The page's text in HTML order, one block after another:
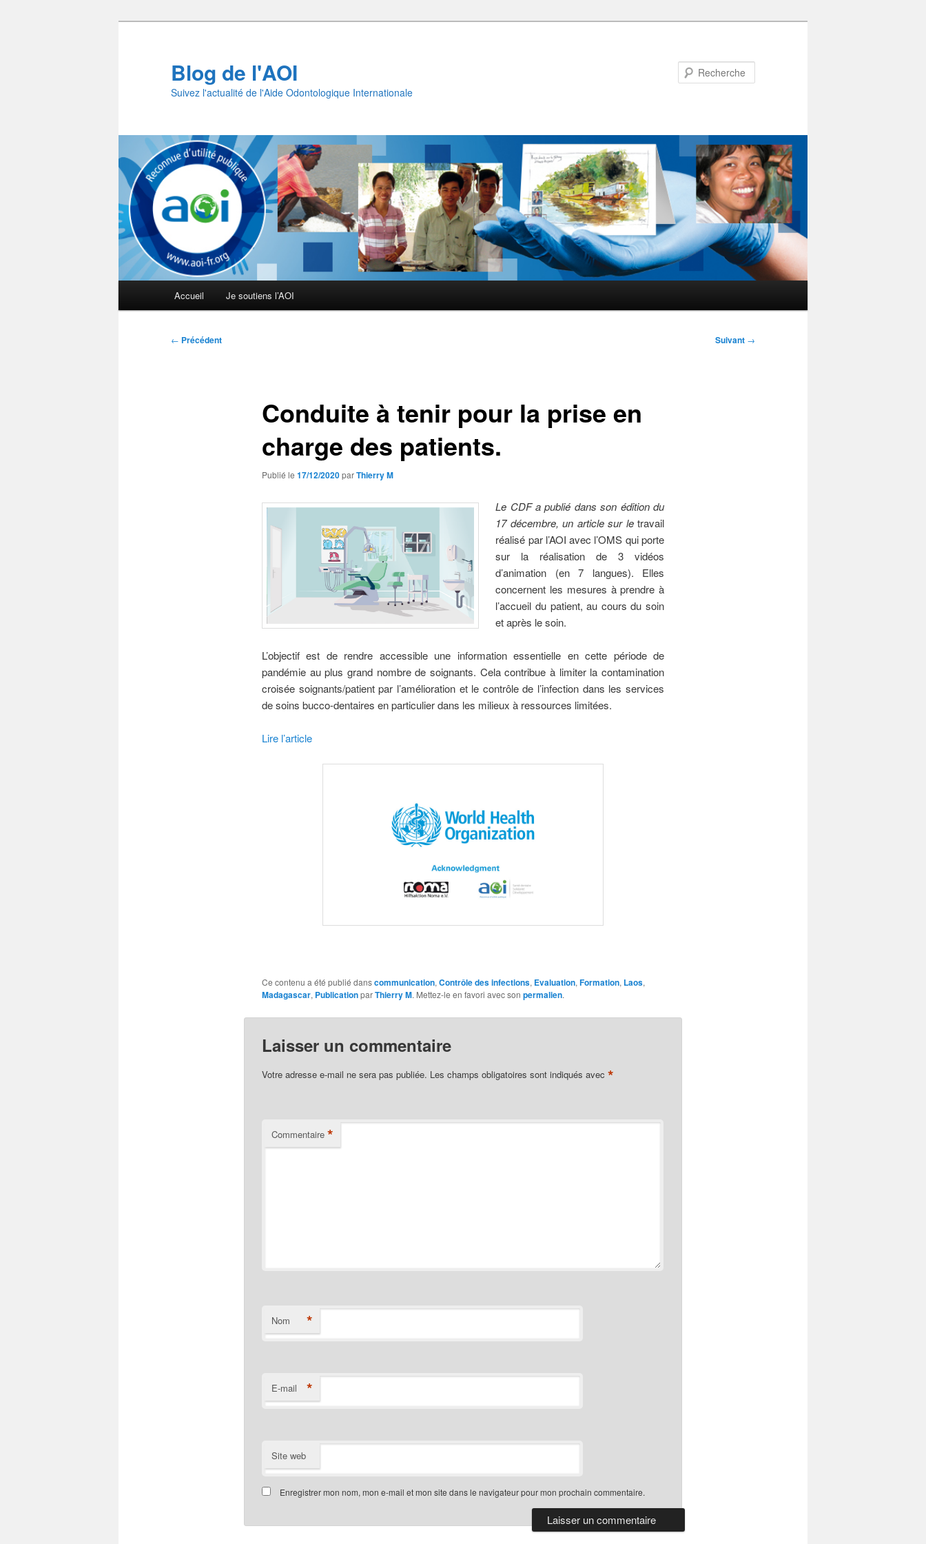
Blog de l'AOI
Suivez l'actualité de l'Aide Odontologique Internationale
Accueil Je soutiens l’AOI
Navigation
← Précédent Suivant →
Conduite à tenir pour la prise en
charge des patients.
Publié le 17/12/2020parThierry M
Le CDF a publié dans son édition du
17 décembre, un article sur letravail
réalisé par l’AOI avec l’OMS qui porte
sur la réalisation de 3 vidéos
d’animation (en 7 langues). Elles
concernent les mesures à prendre à
l’accueil du patient, au cours du soin
et après le soin.
L’objectif est de rendre accessible une information essentielle en cette période de
pandémie au plus grand nombre de soignants. Cela contribue à limiter la contamination
croisée soignants/patient par l’amélioration et le contrôle de l’infection dans les services
de soins bucco-dentaires en particulier dans les milieux à ressources limitées.
Lire l’article
Ce contenu a été publié danscommunication, Contrôle des infections, Evaluation, Formation, Laos,
Madagascar, PublicationparThierry M. Mettez-le en favori avec son permalien.
Laisser un commentaire
Votre adresse e-mail ne sera pas publiée. Les champs obligatoires sont indiqués avec *
Commentaire *
Nom *
E-mail *
Site web
Enregistrer mon nom, mon e-mail et mon site dans le navigateur pour mon prochain commentaire.